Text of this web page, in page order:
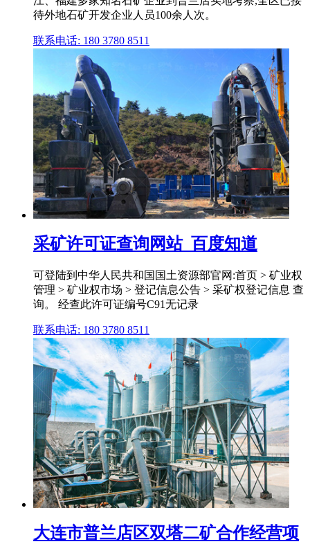
待外地石矿开发企业人员100余人次。
联系电话: 180 3780 8511
采矿许可证查询网站_百度知道
可登陆到中华人民共和国国土资源部官网:首页 > 矿业权
管理 > 矿业权市场 > 登记信息公告 > 采矿权登记信息 查
询。 经查此许可证编号C91无记录
联系电话: 180 3780 8511
大连市普兰店区双塔二矿合作经营项